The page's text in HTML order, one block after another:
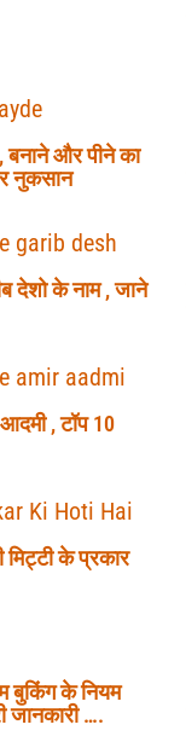
और पीने का
नुकसान
देशो के नाम , जाने
, टॉप 10
मिट्टी के प्रकार
बुकिंग के नियम
….